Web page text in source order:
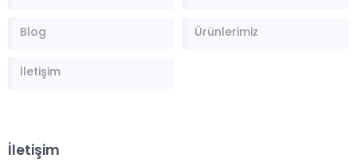
Blog Ürünlerimiz
İletişim
İletişim